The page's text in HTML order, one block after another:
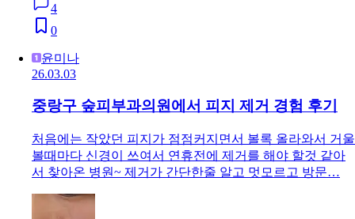
4
0
윤미나
26.03.03
중랑구 숲피부과의원에서 피지 제거 경험 후기
처음에는 작았던 피지가 점점커지면서 볼록 올라와서 거울
볼때마다 신경이 쓰여서 연휴전에 제거를 해야 할것 같아
서 찾아온 병원~ 제거가 간단한줄 알고 멋모르고 방문…